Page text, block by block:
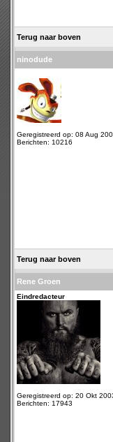
Terug naar boven
ninodude
Geregistreerd op: 08 Aug
Berichten: 10216
Terug naar boven
Rene Groen
Eindredacteur
Geregistreerd op: 20 Okt
Berichten: 17943